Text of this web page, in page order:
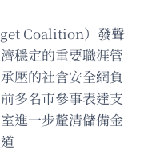
Coalition）發聲
穩定的重要職涯管
壓的社會安全網負
多名市參事表達支
進一步釐清儲備金